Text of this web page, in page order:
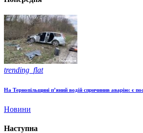
trending_flat
На Тернопільщині п’яний водій спричинив аварію: є
Новини
Наступна